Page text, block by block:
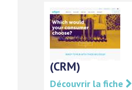
(CRM)
Découvrir la fiche